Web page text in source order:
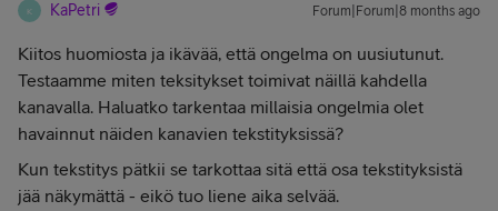
K KaPetri Forum|Forum|8 months ago
Kiitos huomiosta ja ikävää, että ongelma on uusiutunut.
Testaamme miten teksitykset toimivat näillä kahdella
kanavalla. Haluatko tarkentaa millaisia ongelmia olet
havainnut näiden kanavien tekstityksissä?
Kun tekstitys pätkii se tarkottaa sitä että osa tekstityksistä
jää näkymättä - eikö tuo liene aika selvää.